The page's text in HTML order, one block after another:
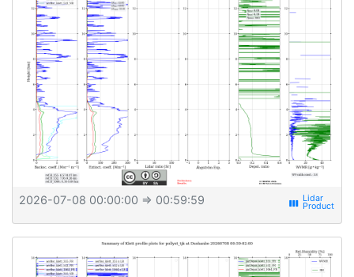
2026-07-08 00:00:00 ⇒ 00:59:59 view_week